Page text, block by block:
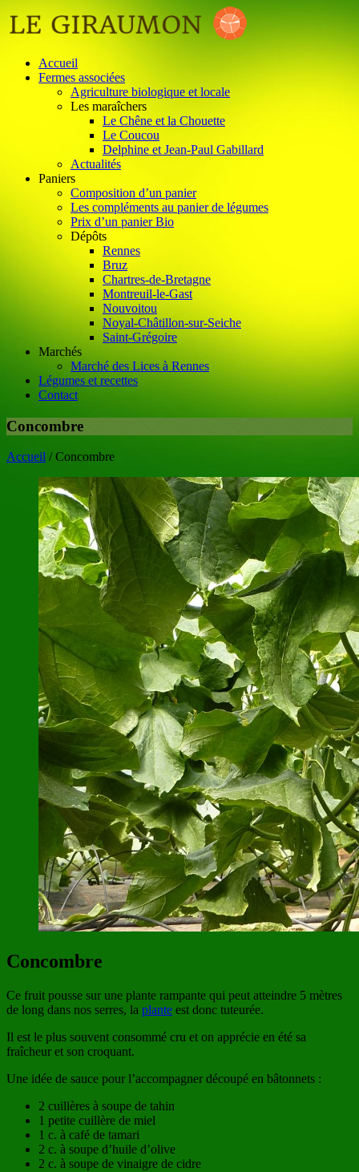
Accueil
Fermes associées
Agriculture biologique et locale
Les maraîchers
Le Chêne et la Chouette
Le Coucou
Delphine et Jean-Paul Gabillard
Actualités
Paniers
Composition d’un panier
Les compléments au panier de légumes
Prix d’un panier Bio
Dépôts
Rennes
Bruz
Chartres-de-Bretagne
Montreuil-le-Gast
Nouvoitou
Noyal-Châtillon-sur-Seiche
Saint-Grégoire
Marchés
Marché des Lices à Rennes
Légumes et recettes
Contact
Concombre
Accueil /Concombre
Concombre
Ce fruit pousse sur une plante rampante qui peut atteindre 5 mètres
de long dans nos serres, la plante est donc tuteurée.
Il est le plus souvent consommé cru et on apprécie en été sa
fraîcheur et son croquant.
Une idée de sauce pour l’accompagner découpé en bâtonnets :
2 cuillères à soupe de tahin
1 petite cuillère de miel
1 c. à café de tamari
2 c. à soupe d’huile d’olive
2 c. à soupe de vinaigre de cidre